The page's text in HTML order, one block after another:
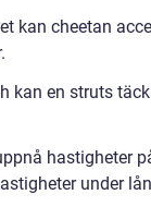
kan cheetan
kan en struts
hastigheter
under